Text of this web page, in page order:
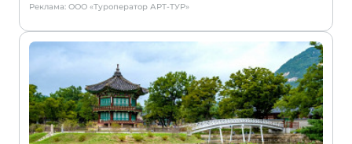
Реклама: ООО «Туроператор АРТ-ТУР»